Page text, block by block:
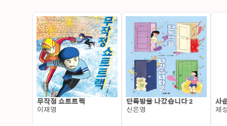
무작정 쇼트트랙
이재영
단톡방을 나갔습니다 2
신은영
사
제